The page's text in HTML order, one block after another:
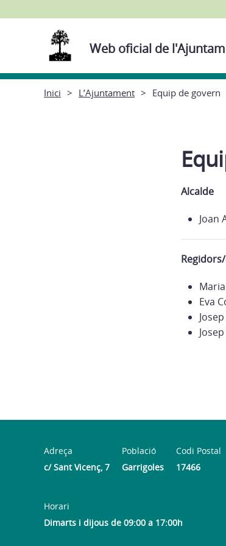
Web oficial de
Inici L’Ajuntament Equip de govern
Alcalde
Joan
Eva
Adreça
c/ Sant Vicenç, 7
Població
Garrigoles
Codi Postal
17466
Horari
Dimarts i dijous de 09:00 a 17:00h